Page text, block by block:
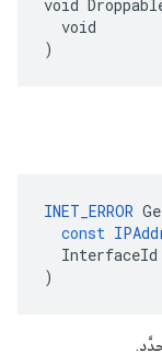
void
  void
)
INET_ERROR
const
InterfaceId
)